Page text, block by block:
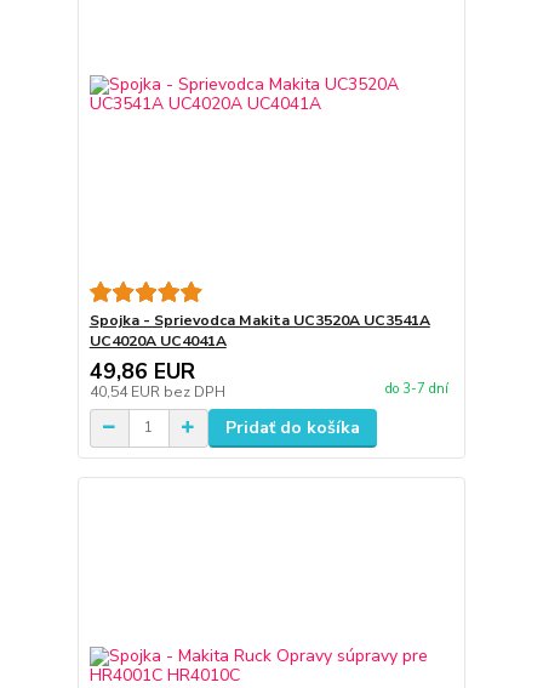
Spojka - Sprievodca Makita UC3520A UC3541A
UC4020A UC4041A
49,86 EUR
40,54 EUR bez DPH do 3-7 dní
Pridať do košíka